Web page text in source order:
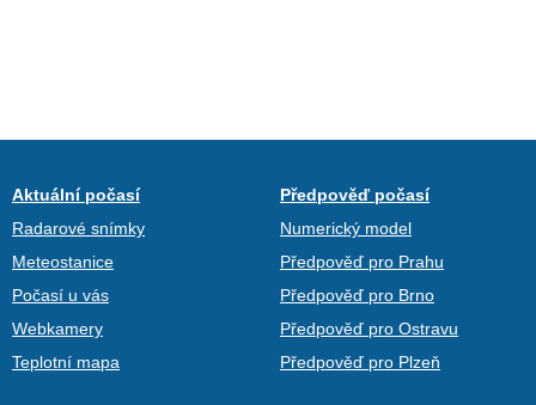
Aktuální počasí
Radarové snímky
Meteostanice
Počasí u vás
Webkamery
Teplotní mapa
Předpověď počasí
Numerický model
Předpověď pro Prahu
Předpověď pro Brno
Předpověď pro Ostravu
Předpověď pro Plzeň